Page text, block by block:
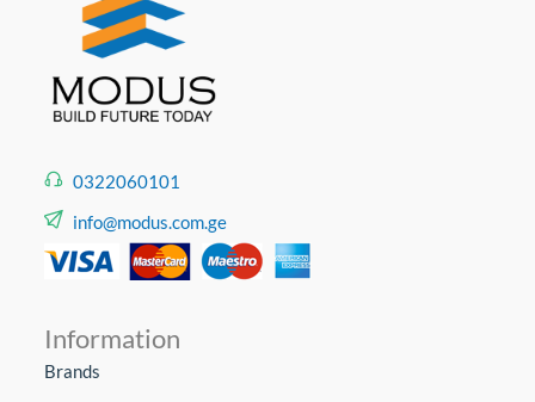
0322060101
info@modus.com.ge
Information
Brands